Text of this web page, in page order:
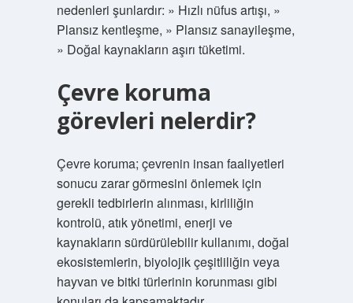
nedenleri şunlardır: » Hızlı nüfus artışı, »
Plansız kentleşme, » Plansız sanayileşme,
» Doğal kaynakların aşırı tüketimi.
Çevre koruma
görevleri nelerdir?
Çevre koruma; çevrenin insan faaliyetleri
sonucu zarar görmesini önlemek için
gerekli tedbirlerin alınması, kirliliğin
kontrolü, atık yönetimi, enerji ve
kaynakların sürdürülebilir kullanımı, doğal
ekosistemlerin, biyolojik çeşitliliğin veya
hayvan ve bitki türlerinin korunması gibi